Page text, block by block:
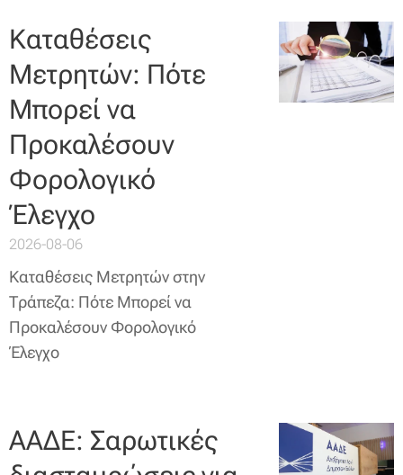
Καταθέσεις
Μετρητών: Πότε
Μπορεί να
Προκαλέσουν
Φορολογικό
Έλεγχο
2026-08-06
Καταθέσεις Μετρητών στην
Τράπεζα: Πότε Μπορεί να
Προκαλέσουν Φορολογικό
Έλεγχο
ΑΑΔΕ: Σαρωτικές